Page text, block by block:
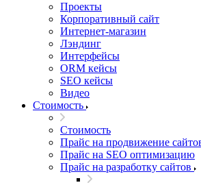
Проекты
Корпоративный сайт
Интернет-магазин
Лэндинг
Интерфейсы
ORM кейсы
SEO кейсы
Видео
Стоимость
Стоимость
Прайс на продвижение
Прайс на SEO оптимизацию
Прайс на разработку сайтов